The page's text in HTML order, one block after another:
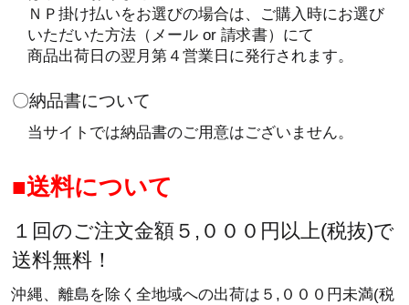
ＮＰ掛け払いをお選びの場合は、ご購入時にお選び
いただいた方法（メール or 請求書）にて
商品出荷日の翌月第４営業日に発行されます。
〇納品書について
当サイトでは納品書のご用意はございません。
送料について
１回のご注文金額５,０００円以上(税抜)で
送料無料！
沖縄、離島を除く全地域への出荷は５,０００円未満(税